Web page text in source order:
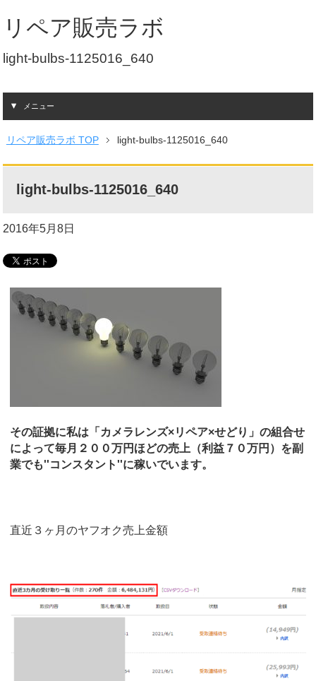
リペア販売ラボ
light-bulbs-1125016_640
メニュー
リペア販売ラボ TOP light-bulbs-1125016_640
light-bulbs-1125016_640
2016年5月8日
その証拠に私は「カメラレンズ×リペア×せどり」の組合せ
によって毎月２００万円ほどの売上（利益７０万円）を副
業でも''コンスタント''に稼いでいます。
直近３ヶ月のヤフオク売上金額